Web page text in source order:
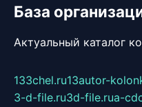
База
Актуальный каталог
133chel.ru13autor-
3-d-file.ru3d-file.rua-